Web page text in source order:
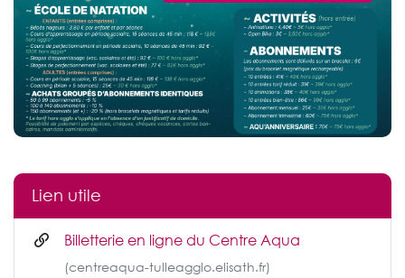
Lien utile
Billetterie en ligne du Centre Aqua
(centreaqua-tulleagglo.elisath.fr)